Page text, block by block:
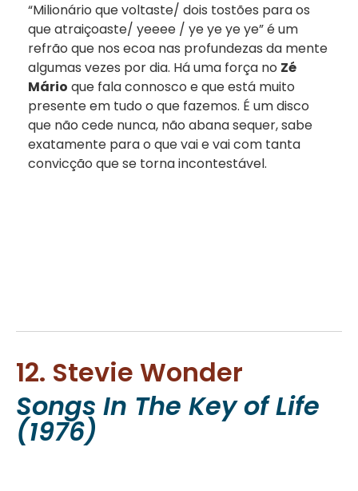
“Milionário que voltaste/ dois tostões para os
que atraiçoaste/ yeeee / ye ye ye ye” é um
refrão que nos ecoa nas profundezas da mente
algumas vezes por dia. Há uma força no Zé
Mário que fala connosco e que está muito
presente em tudo o que fazemos. É um disco
que não cede nunca, não abana sequer, sabe
exatamente para o que vai e vai com tanta
convicção que se torna incontestável.
12. Stevie Wonder
Songs In The Key of Life
(1976)